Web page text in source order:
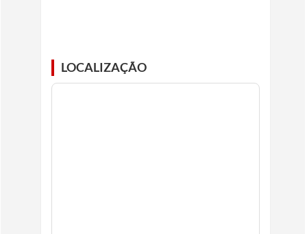
LOCALIZAÇÃO